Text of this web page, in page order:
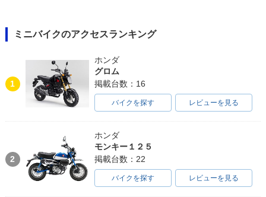
ミニバイクのアクセスランキング
1
ホンダ
グロム
掲載台数：16
バイクを探す レビューを見る
2
ホンダ
モンキー１２５
掲載台数：22
バイクを探す レビューを見る